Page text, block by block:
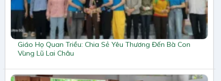
Giáo Họ Quan Triều: Chia Sẻ Yêu Thương Đến Bà Con
Vùng Lũ Lai Châu